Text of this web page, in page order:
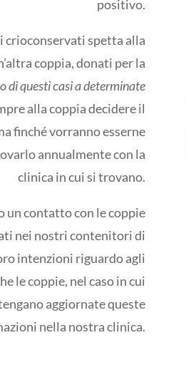
positivo.
crioconservati spetta alla
coppia, donati per la
di questi casi a determinate
alla coppia decidere il
finché vorranno esserne
annualmente con la
clinica in cui si trovano.
un contatto con le coppie
nei nostri contenitori di
intenzioni riguardo agli
le coppie, nel caso in cui
aggiornate queste
nella nostra clinica.